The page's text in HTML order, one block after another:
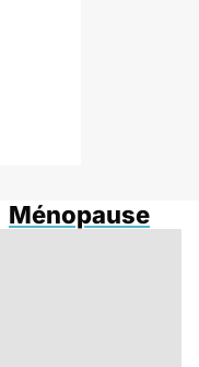
Ménopause